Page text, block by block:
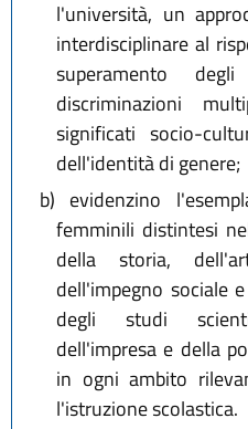
l'università, un
interdisciplinare al
superamento
discriminazioni
significati socio-
dell'identità di genere;
b) evidenzino
femminili distintesi
della storia,
dell'impegno sociale
degli studi
dell'impresa e della
in ogni ambito
l'istruzione scolastica.